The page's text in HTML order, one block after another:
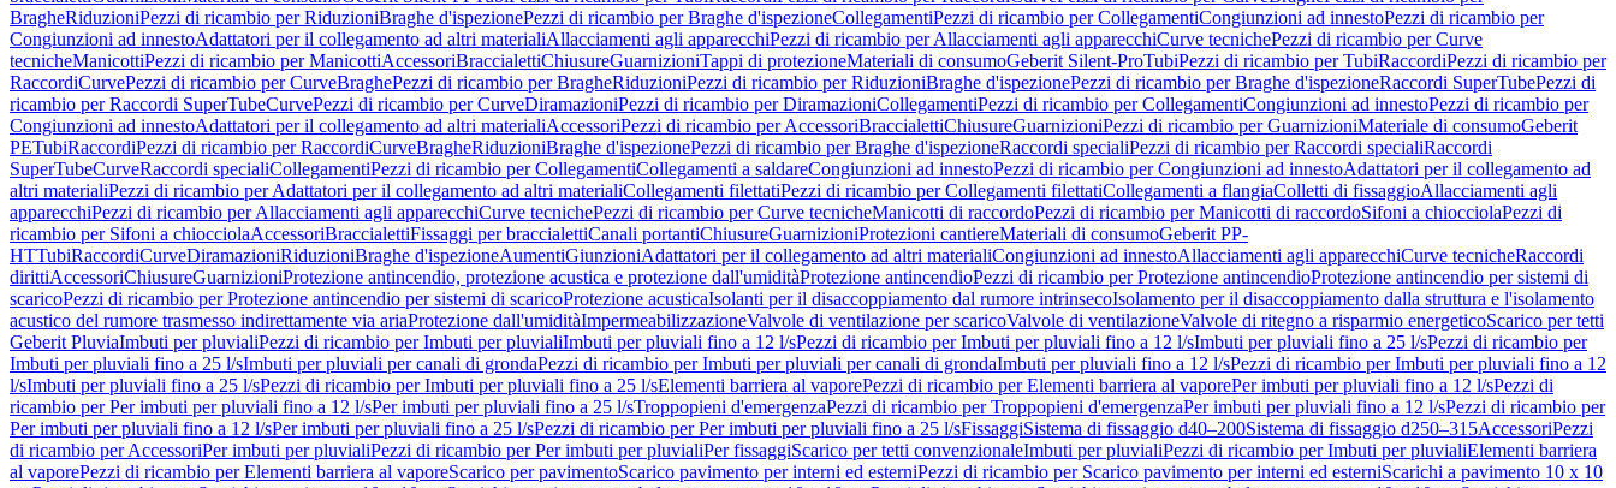
BragheRiduzioniPezzi di ricambio per RiduzioniBraghe d'ispezionePezzi di ricambio per Braghe d'ispezioneCollegamentiPezzi di ricambio per CollegamentiCongiunzioni ad innestoPezzi di ricambio per
Congiunzioni ad innestoAdattatori per il collegamento ad altri materialiAllacciamenti agli apparecchiPezzi di ricambio per Allacciamenti agli apparecchiCurve tecnichePezzi di ricambio per Curve
tecnicheManicottiPezzi di ricambio per ManicottiAccessoriBraccialettiChiusureGuarnizioniTappi di protezioneMateriali di consumoGeberit Silent-ProTubiPezzi di ricambio per TubiRaccordiPezzi di ricambio per
RaccordiCurvePezzi di ricambio per CurveBraghePezzi di ricambio per BragheRiduzioniPezzi di ricambio per RiduzioniBraghe d'ispezionePezzi di ricambio per Braghe d'ispezioneRaccordi SuperTubePezzi di
ricambio per Raccordi SuperTubeCurvePezzi di ricambio per CurveDiramazioniPezzi di ricambio per DiramazioniCollegamentiPezzi di ricambio per CollegamentiCongiunzioni ad innestoPezzi di ricambio per
Congiunzioni ad innestoAdattatori per il collegamento ad altri materialiAccessoriPezzi di ricambio per AccessoriBraccialettiChiusureGuarnizioniPezzi di ricambio per GuarnizioniMateriale di consumoGeberit
PETubiRaccordiPezzi di ricambio per RaccordiCurveBragheRiduzioniBraghe d'ispezionePezzi di ricambio per Braghe d'ispezioneRaccordi specialiPezzi di ricambio per Raccordi specialiRaccordi
SuperTubeCurveRaccordi specialiCollegamentiPezzi di ricambio per CollegamentiCollegamenti a saldareCongiunzioni ad innestoPezzi di ricambio per Congiunzioni ad innestoAdattatori per il collegamento ad
altri materialiPezzi di ricambio per Adattatori per il collegamento ad altri materialiCollegamenti filettatiPezzi di ricambio per Collegamenti filettatiCollegamenti a flangiaColletti di fissaggioAllacciamenti agli
apparecchiPezzi di ricambio per Allacciamenti agli apparecchiCurve tecnichePezzi di ricambio per Curve tecnicheManicotti di raccordoPezzi di ricambio per Manicotti di raccordoSifoni a chiocciolaPezzi di
ricambio per Sifoni a chiocciolaAccessoriBraccialettiFissaggi per braccialettiCanali portantiChiusureGuarnizioniProtezioni cantiereMateriali di consumoGeberit PP-
HTTubiRaccordiCurveDiramazioniRiduzioniBraghe d'ispezioneAumentiGiunzioniAdattatori per il collegamento ad altri materialiCongiunzioni ad innestoAllacciamenti agli apparecchiCurve tecnicheRaccordi
dirittiAccessoriChiusureGuarnizioniProtezione antincendio, protezione acustica e protezione dall'umiditàProtezione antincendioPezzi di ricambio per Protezione antincendioProtezione antincendio per sistemi di
scaricoPezzi di ricambio per Protezione antincendio per sistemi di scaricoProtezione acusticaIsolanti per il disaccoppiamento dal rumore intrinsecoIsolamento per il disaccoppiamento dalla struttura e l'isolamento
acustico del rumore trasmesso indirettamente via ariaProtezione dall'umiditàImpermeabilizzazioneValvole di ventilazione per scaricoValvole di ventilazioneValvole di ritegno a risparmio energeticoScarico per tetti
Geberit PluviaImbuti per pluvialiPezzi di ricambio per Imbuti per pluvialiImbuti per pluviali fino a 12 l/sPezzi di ricambio per Imbuti per pluviali fino a 12 l/sImbuti per pluviali fino a 25 l/sPezzi di ricambio per
Imbuti per pluviali fino a 25 l/sImbuti per pluviali per canali di grondaPezzi di ricambio per Imbuti per pluviali per canali di grondaImbuti per pluviali fino a 12 l/sPezzi di ricambio per Imbuti per pluviali fino a 12
l/sImbuti per pluviali fino a 25 l/sPezzi di ricambio per Imbuti per pluviali fino a 25 l/sElementi barriera al vaporePezzi di ricambio per Elementi barriera al vaporePer imbuti per pluviali fino a 12 l/sPezzi di
ricambio per Per imbuti per pluviali fino a 12 l/sPer imbuti per pluviali fino a 25 l/sTroppopieni d'emergenzaPezzi di ricambio per Troppopieni d'emergenzaPer imbuti per pluviali fino a 12 l/sPezzi di ricambio per
Per imbuti per pluviali fino a 12 l/sPer imbuti per pluviali fino a 25 l/sPezzi di ricambio per Per imbuti per pluviali fino a 25 l/sFissaggiSistema di fissaggio d40–200Sistema di fissaggio d250–315AccessoriPezzi
di ricambio per AccessoriPer imbuti per pluvialiPezzi di ricambio per Per imbuti per pluvialiPer fissaggiScarico per tetti convenzionaleImbuti per pluvialiPezzi di ricambio per Imbuti per pluvialiElementi barriera
al vaporePezzi di ricambio per Elementi barriera al vaporeScarico per pavimentoScarico pavimento per interni ed esterniPezzi di ricambio per Scarico pavimento per interni ed esterniScarichi a pavimento 10 x 10